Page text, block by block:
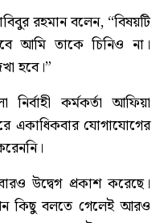
রহমান বলেন, “বিষয়টি
আমি তাকে চিনিও না।
হবে।”
কর্মকর্তা আফিয়া
একাধিকবার যোগাযোগের
উদ্বেগ প্রকাশ করেছে।
কিছু বলতে গেলেই আরও